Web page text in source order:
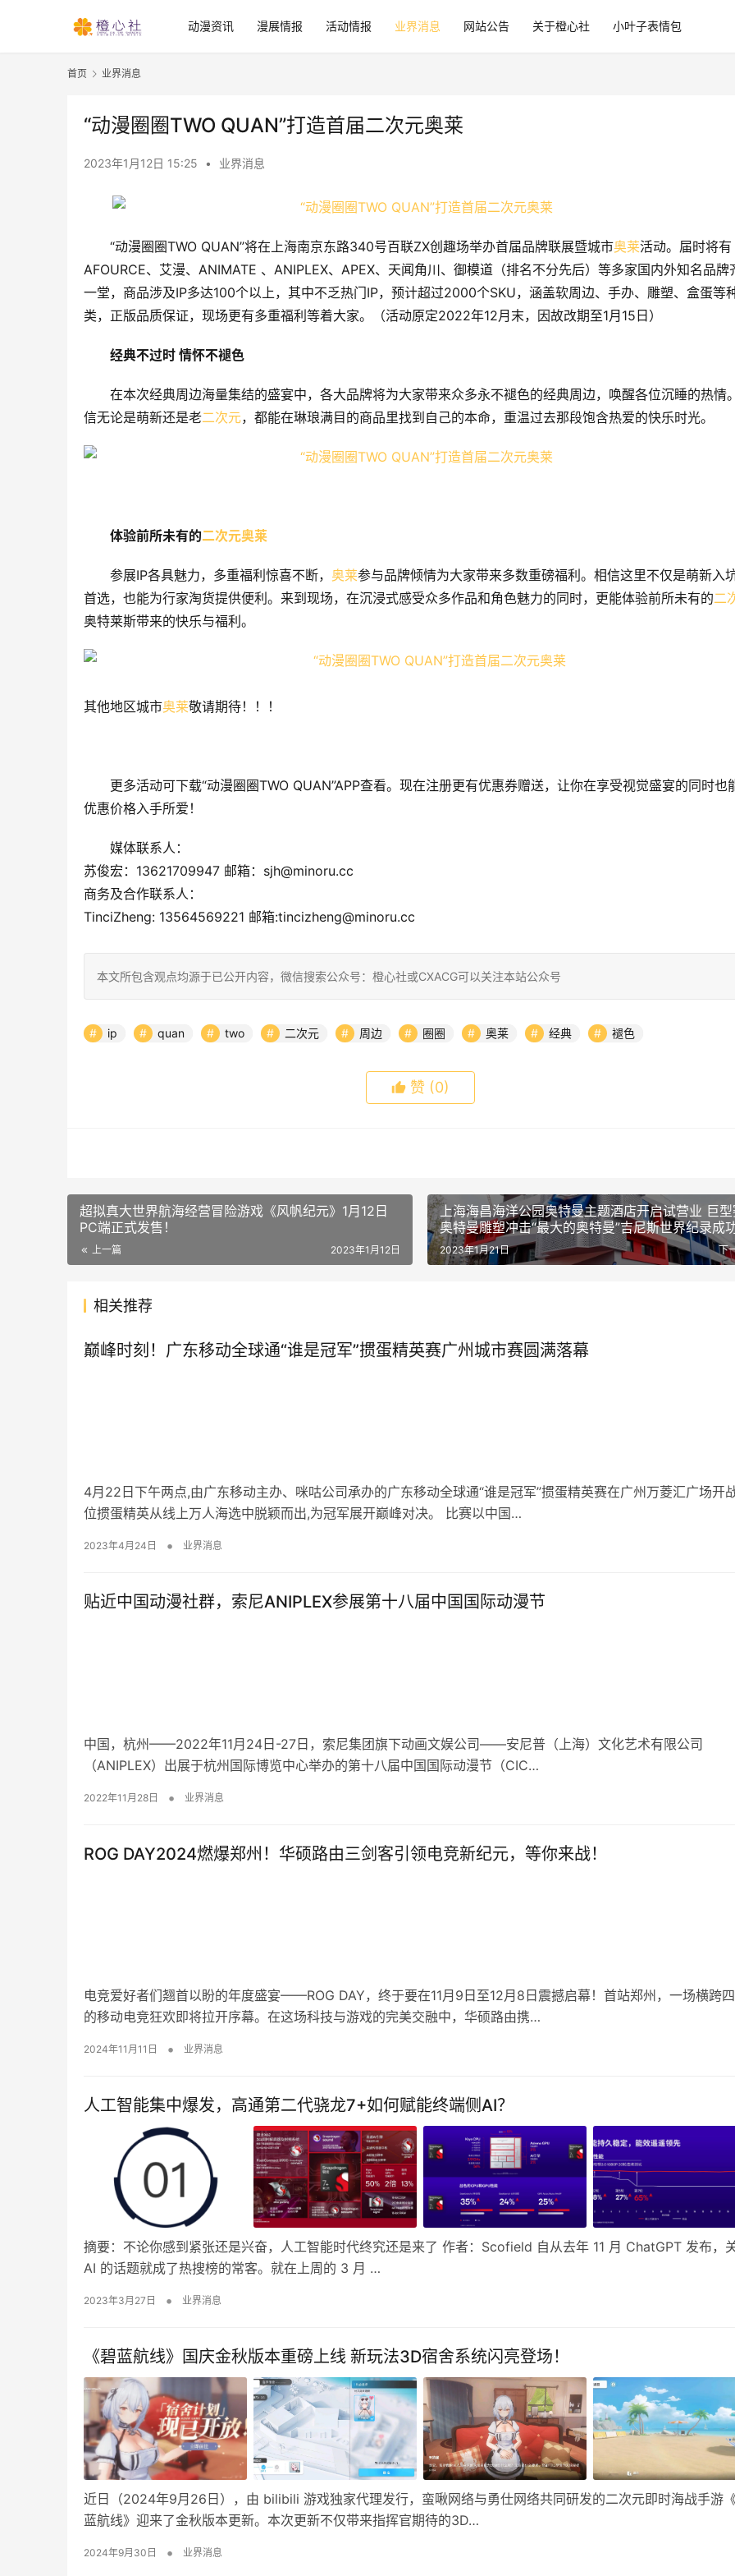
动漫资讯 漫展情报 活动情报 业界消息 网站公告 关于橙心社 小叶子表情包
首页 业界消息
“动漫圈圈TWO QUAN”打造首届二次元奥莱
2023年1月12日 15:25 • 业界消息
“动漫圈圈TWO QUAN”将在上海南京东路340号百联ZX创趣场举办首届品牌联展暨城市奥莱活动。届时将有
AFOURCE、艾漫、ANIMATE 、ANIPLEX、APEX、天闻角川、御模道（排名不分先后）等多家国内外知名品牌
一堂，商品涉及IP多达100个以上，其中不乏热门IP，预计超过2000个SKU，涵盖软周边、手办、雕塑、盒蛋等
类，正版品质保证，现场更有多重福利等着大家。（活动原定2022年12月末，因故改期至1月15日）
经典不过时 情怀不褪色
在本次经典周边海量集结的盛宴中，各大品牌将为大家带来众多永不褪色的经典周边，唤醒各位沉睡的热情
信无论是萌新还是老二次元，都能在琳琅满目的商品里找到自己的本命，重温过去那段饱含热爱的快乐时光。
体验前所未有的二次元奥莱
参展IP各具魅力，多重福利惊喜不断， 奥莱参与品牌倾情为大家带来多数重磅福利。相信这里不仅是萌新入
首选，也能为行家淘货提供便利。来到现场，在沉浸式感受众多作品和角色魅力的同时，更能体验前所未有的二
奥特莱斯带来的快乐与福利。
其他地区城市奥莱敬请期待！！！
更多活动可下载“动漫圈圈TWO QUAN”APP查看。现在注册更有优惠券赠送，让你在享受视觉盛宴的同时也
优惠价格入手所爱！
媒体联系人：
苏俊宏：13621709947 邮箱：sjh@minoru.cc
商务及合作联系人：
TinciZheng: 13564569221 邮箱:tincizheng@minoru.cc
本文所包含观点均源于已公开内容，微信搜索公众号：橙心社或CXACG可以关注本站公众号
ip quan two 二次元 周边 圈圈 奥莱 经典 褪色
赞 (0)
超拟真大世界航海经营冒险游戏《风帆纪元》1月12日
PC端正式发售！
上一篇 2023年1月12日
上海海昌海洋公园奥特曼主题酒店开启试营业 巨
奥特曼雕塑冲击“最大的奥特曼”吉尼斯世界纪录成
下
2023年1月21日
相关推荐
巅峰时刻！广东移动全球通“谁是冠军”掼蛋精英赛广州城市赛圆满落幕
4月22日下午两点,由广东移动主办、咪咕公司承办的广东移动全球通“谁是冠军”掼蛋精英赛在广州万菱汇广场开
位掼蛋精英从线上万人海选中脱颖而出,为冠军展开巅峰对决。 比赛以中国…
2023年4月24日 • 业界消息
贴近中国动漫社群，索尼ANIPLEX参展第十八届中国国际动漫节
中国，杭州——2022年11月24日-27日，索尼集团旗下动画文娱公司——安尼普（上海）文化艺术有限公司
（ANIPLEX）出展于杭州国际博览中心举办的第十八届中国国际动漫节（CIC…
2022年11月28日 • 业界消息
ROG DAY2024燃爆郑州！华硕路由三剑客引领电竞新纪元，等你来战！
电竞爱好者们翘首以盼的年度盛宴——ROG DAY，终于要在11月9日至12月8日震撼启幕！首站郑州，一场横跨
的移动电竞狂欢即将拉开序幕。在这场科技与游戏的完美交融中，华硕路由携…
2024年11月11日 • 业界消息
人工智能集中爆发，高通第二代骁龙7+如何赋能终端侧AI？
摘要：不论你感到紧张还是兴奋，人工智能时代终究还是来了 作者：Scofield 自从去年 11 月 ChatGPT 发布，
AI 的话题就成了热搜榜的常客。就在上周的 3 月 …
2023年3月27日 • 业界消息
《碧蓝航线》国庆金秋版本重磅上线 新玩法3D宿舍系统闪亮登场！
近日（2024年9月26日），由 bilibili 游戏独家代理发行，蛮啾网络与勇仕网络共同研发的二次元即时海战手游
蓝航线》迎来了金秋版本更新。本次更新不仅带来指挥官期待的3D…
2024年9月30日 • 业界消息